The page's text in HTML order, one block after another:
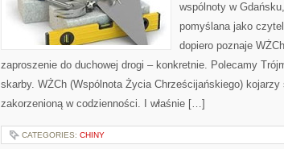
wspólnoty w
pomyślana jako
dopiero poznaje
zaproszenie do duchowej drogi – konkretnie. Polecamy
skarby. WŻCh (Wspólnota Życia Chrześcijańskiego)
zakorzenioną w codzienności. I właśnie […]
CATEGORIES: CHINY